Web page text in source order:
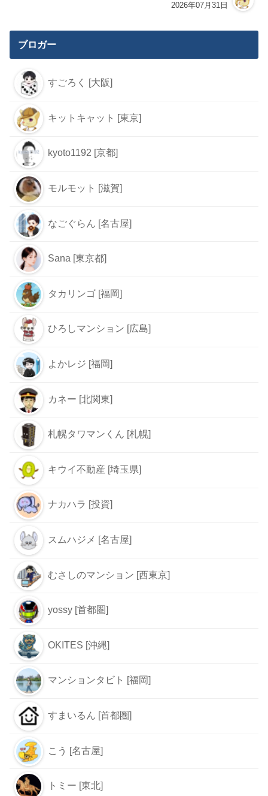
2026年07月31日
ブロガー
すごろく [大阪]
キットキャット [東京]
kyoto1192 [京都]
モルモット [滋賀]
なごぐらん [名古屋]
Sana [東京都]
タカリンゴ [福岡]
ひろしマンション [広島]
よかレジ [福岡]
カネー [北関東]
札幌タワマンくん [札幌]
キウイ不動産 [埼玉県]
ナカハラ [投資]
スムハジメ [名古屋]
むさしのマンション [西東京]
yossy [首都圏]
OKITES [沖縄]
マンションタビト [福岡]
すまいるん [首都圏]
こう [名古屋]
トミー [東北]